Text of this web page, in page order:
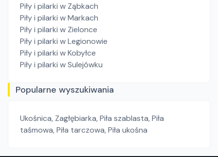
Piły i pilarki w Ząbkach
Piły i pilarki w Markach
Piły i pilarki w Zielonce
Piły i pilarki w Legionowie
Piły i pilarki w Kobyłce
Piły i pilarki w Sulejówku
Popularne wyszukiwania
Ukośnica, Zagłębiarka,Piła szablasta,Piła
taśmowa,Piła tarczowa,Piła ukośna